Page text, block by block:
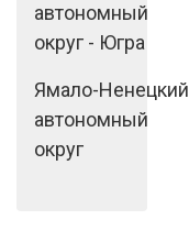
автономный
округ - Югра
Ямало-Ненецкий
автономный
округ